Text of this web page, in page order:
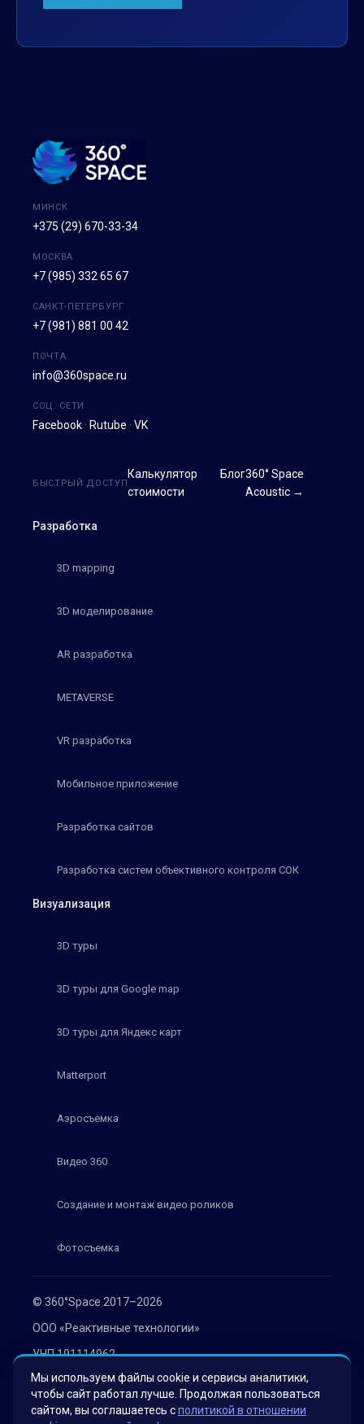
© 360°Space 2017–2026
ООО «Реактивные технологии»
УНП 191114962
г. Минск, ул. Мележа 1, офис 402
Политика конфиденциальности
МИНСК
+375 (29) 670-33-34
МОСКВА
+7 (985) 332 65 67
САНКТ-ПЕТЕРБУРГ
+7 (981) 881 00 42
ПОЧТА
info@360space.ru
СОЦ. СЕТИ
Facebook · Rutube · VK
Разработка
3D mapping
3D моделирование
AR разработка
METAVERSE
VR разработка
Мобильное приложение
Разработка сайтов
Разработка систем объективного контроля СОК
Визуализация
3D туры
3D туры для Google map
3D туры для Яндекс карт
Matterport
Аэросъемка
Видео 360
Создание и монтаж видео роликов
Фотосъемка
БЫСТРЫЙ ДОСТУП
Калькулятор
стоимости
Блог360° Space
Acoustic →
Мы используем файлы cookie и сервисы аналитики,
чтобы сайт работал лучше. Продолжая пользоваться
сайтом, вы соглашаетесь сполитикой в отношении